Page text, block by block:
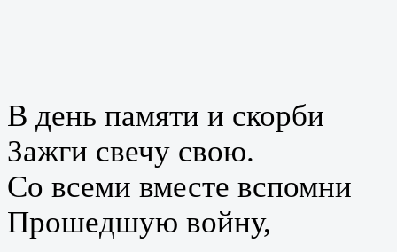
В день памяти и скорби
Зажги свечу свою.
Со всеми вместе вспомни
Прошедшую войну,